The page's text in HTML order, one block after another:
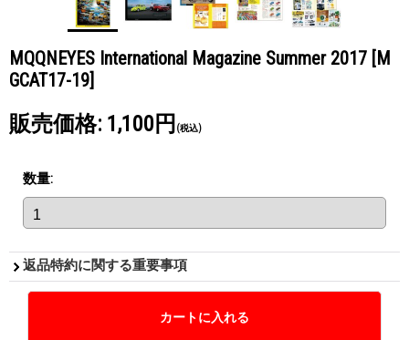
MQQNEYES International Magazine Summer 2017 [M
GCAT17-19]
販売価格: 1,100円 (税込)
数量:
返品特約に関する重要事項